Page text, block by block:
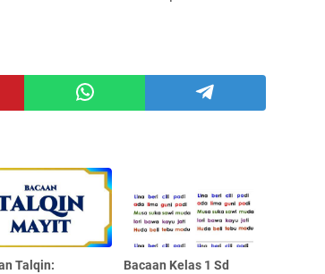
Talqin:
Bacaan Kelas 1 Sd